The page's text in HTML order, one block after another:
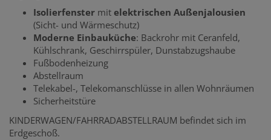
Isolierfenster mit elektrischen Außenjalousien
(Sicht- und Wärmeschutz)
Moderne Einbauküche: Backrohr mit Ceranfeld,
Kühlschrank, Geschirrspüler, Dunstabzugshaube
Fußbodenheizung
Abstellraum
Telekabel-, Telekomanschlüsse in allen Wohnräumen
Sicherheitstüre
KINDERWAGEN/FAHRRADABSTELLRAUM befindet sich im
Erdgeschoß.